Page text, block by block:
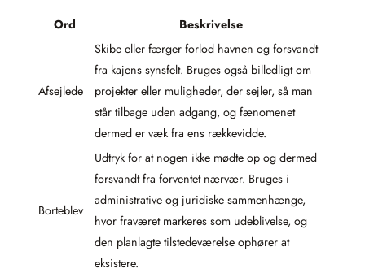
Ord Beskrivelse
Afsejlede
Skibe eller færger forlod havnen og forsvandt
fra kajens synsfelt. Bruges også billedligt om
projekter eller muligheder, der sejler, så man
står tilbage uden adgang, og fænomenet
dermed er væk fra ens rækkevidde.
Borteblev
Udtryk for at nogen ikke mødte op og dermed
forsvandt fra forventet nærvær. Bruges i
administrative og juridiske sammenhænge,
hvor fraværet markeres som udeblivelse, og
den planlagte tilstedeværelse ophører at
eksistere.